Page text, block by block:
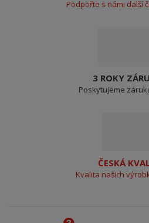
Podpořte s námi další
3 ROKY
Poskytujeme
ČESKÁ
Kvalita našich